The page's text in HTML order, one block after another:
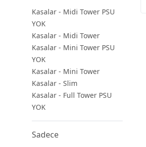
Kasalar - Midi Tower PSU
YOK
Kasalar - Midi Tower
Kasalar - Mini Tower PSU
YOK
Kasalar - Mini Tower
Kasalar - Slim
Kasalar - Full Tower PSU
YOK
Sadece